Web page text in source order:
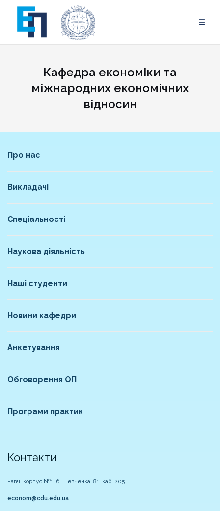
content
Кафедра економіки та
міжнародних економічних
відносин
Про нас
Викладачі
Спеціальності
Наукова діяльність
Наші студенти
Новини кафедри
Анкетування
Обговорення ОП
Програми практик
Контакти
навч. корпус №1, б. Шевченка, 81, каб. 205.
econom@cdu.edu.ua